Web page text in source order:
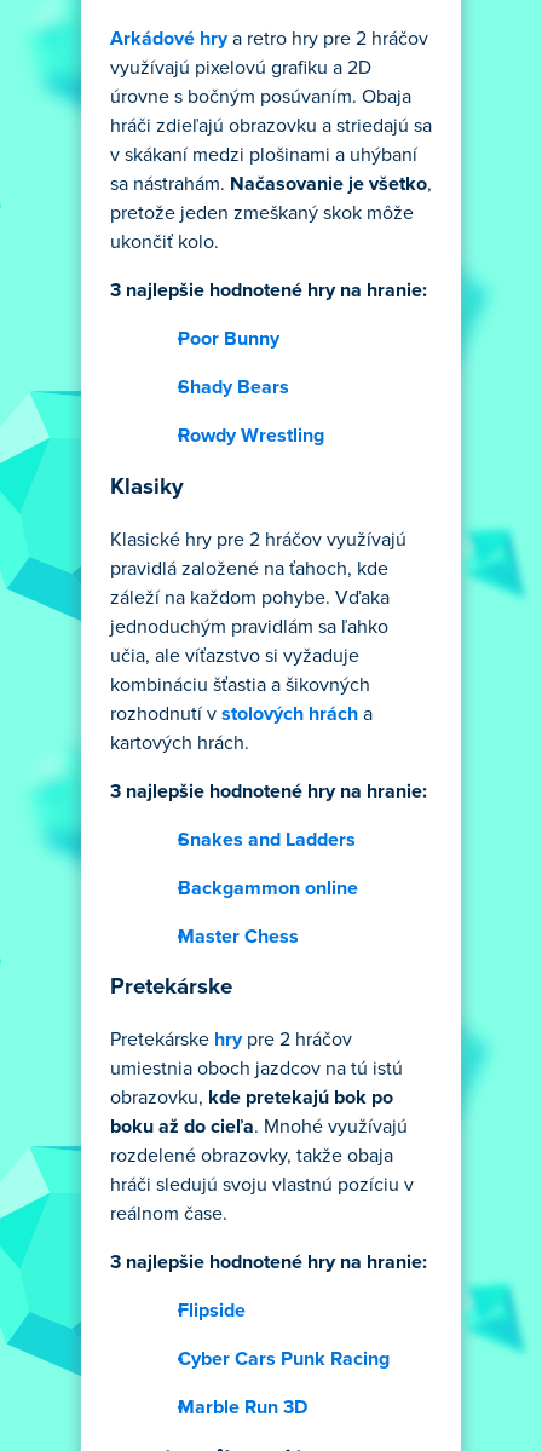
Arkádové hrya retro hry pre 2 hráčov
využívajú pixelovú grafiku a 2D
úrovne s bočným posúvaním. Obaja
hráči zdieľajú obrazovku a striedajú sa
v skákaní medzi plošinami a uhýbaní
sa nástrahám. Načasovanie je všetko,
pretože jeden zmeškaný skok môže
ukončiť kolo.
3 najlepšie hodnotené hry na hranie:
Poor Bunny
Shady Bears
Rowdy Wrestling
Klasiky
Klasické hry pre 2 hráčov využívajú
pravidlá založené na ťahoch, kde
záleží na každom pohybe. Vďaka
jednoduchým pravidlám sa ľahko
učia, ale víťazstvo si vyžaduje
kombináciu šťastia a šikovných
rozhodnutí v stolových hrách a
kartových hrách.
3 najlepšie hodnotené hry na hranie:
Snakes and Ladders
Backgammon online
Master Chess
Pretekárske
Pretekárske hrypre 2 hráčov
umiestnia oboch jazdcov na tú istú
obrazovku, kde pretekajú bok po
boku až do cieľa. Mnohé využívajú
rozdelené obrazovky, takže obaja
hráči sledujú svoju vlastnú pozíciu v
reálnom čase.
3 najlepšie hodnotené hry na hranie:
Flipside
Cyber Cars Punk Racing
Marble Run 3D